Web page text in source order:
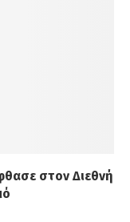
στον Διεθνή